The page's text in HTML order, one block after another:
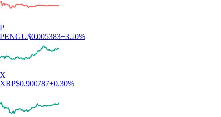
P
PENGU$0.005383+3.20%
X
XRP$0.900787+0.30%